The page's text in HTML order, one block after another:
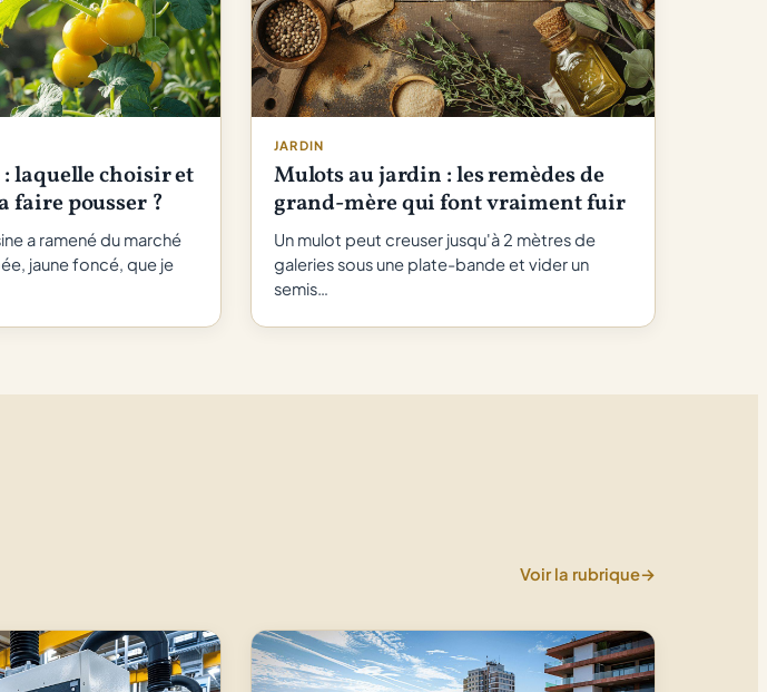
laquelle choisir et
faire pousser ?
a ramené du marché
jaune foncé, que je
JARDIN
Mulots au jardin : les remèdes de
grand-mère qui font vraiment fuir
Un mulot peut creuser jusqu'à 2 mètres de
galeries sous une plate-bande et vider un
semis…
Voir la rubrique→